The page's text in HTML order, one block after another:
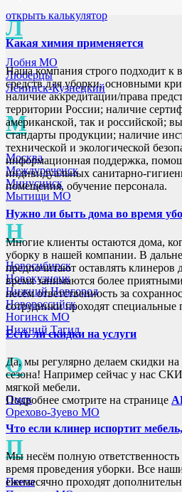
Л
Лобня МО
Люберцы
Ленинск-Кузнецкий
М
Москва
Междуреченск
Минусинск
Мытищи МО
Н
Новосибирск
Новокузнецк
Нижний Новгород
Новороссийск
Ногинск МО
Нижний Тагил
О
Омск
Орехово-Зуево МО
П
Пенза
открыть калькулятор
Какая химия применяется
Наша компания строго подходит к
средств для уборки, основными
наличие аккредитации/права
территории России; наличие
американской, так и российской;
стандарты продукции; наличие
технической и экологической
информационная поддержка,
индивидуальных санитарно-
помещения, обучение персонала.
Нужно ли быть дома во время
Многие клиенты остаются дома,
уборку в нашей компании. В
предпочитают оставлять клинеров
время занимаются более
несём ответственность за
сотрудники проходят специальные
Есть ли скидки на услуги
Да, мы регулярно делаем скидки на
сезона! Например сейчас у нас
мягкой мебели.
Подробнее смотрите на странице
Что если клинер испортит
Мы несём полную
время проведения уборки. Все
ежемесячно проходят